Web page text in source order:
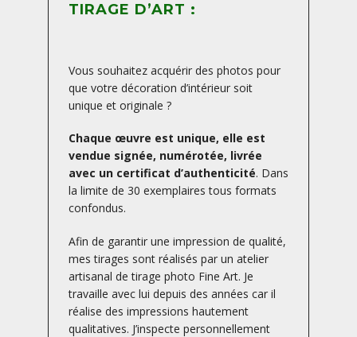
TIRAGE D’ART :
Vous souhaitez acquérir des photos pour
que votre décoration d’intérieur soit
unique et originale ?
Chaque œuvre est unique, elle est
vendue signée, numérotée, livrée
avec un certificat d’authenticité. Dans
la limite de 30 exemplaires tous formats
confondus.
Afin de garantir une impression de qualité,
mes tirages sont réalisés par un atelier
artisanal de tirage photo Fine Art. Je
travaille avec lui depuis des années car il
réalise des impressions hautement
qualitatives. J’inspecte personnellement